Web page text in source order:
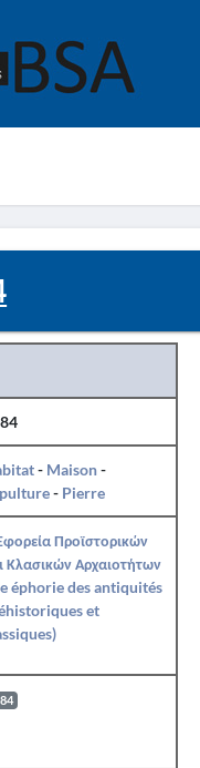
- Maison-
- Pierre
Προϊστορικών
Κλασικών Αρχαιοτήτων
éphorie des antiquités
et